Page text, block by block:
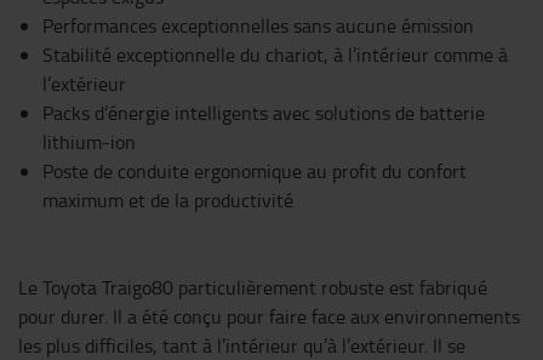
Performances exceptionnelles sans aucune émission
Stabilité exceptionnelle du chariot, à l’intérieur comme à
l’extérieur
Packs d’énergie intelligents avec solutions de batterie
lithium-ion
Poste de conduite ergonomique au profit du confort
maximum et de la productivité
Le Toyota Traigo80 particulièrement robuste est fabriqué
pour durer. Il a été conçu pour faire face aux environnements
les plus difficiles, tant à l’intérieur qu’à l’extérieur. Il se